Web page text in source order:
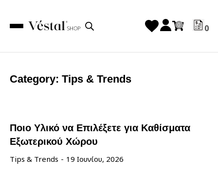
0
Category: Tips & Trends
Ποιο Υλικό να Επιλέξετε για Καθίσματα
Εξωτερικού Χώρου
Tips & Trends 19 Ιουνίου, 2026